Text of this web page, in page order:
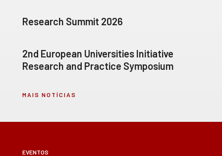
Research Summit 2026
2nd European Universities Initiative
Research and Practice Symposium
MAIS NOTÍCIAS
EVENTOS